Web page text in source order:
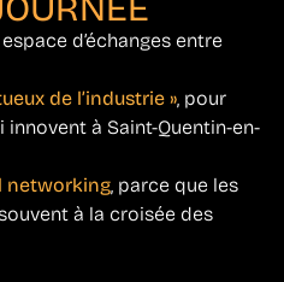
espace d’échanges entre
de l’industrie », pour
à Saint-Quentin-en-
networking, parce que les
à la croisée des